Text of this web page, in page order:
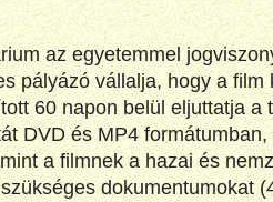
az egyetemmel
pályázó vállalja, hogy a film
60 napon belül eljuttatja a
DVD és MP4
a filmnek a hazai és
dokumentumokat